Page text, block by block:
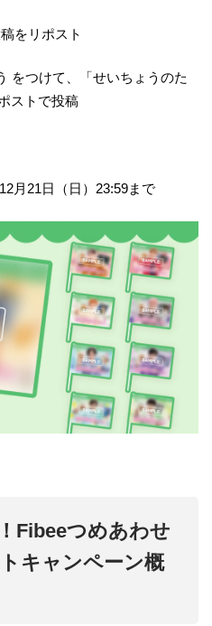
をリポスト
をつけて、「せいちょうのた
ストで投稿
月21日（日）23:59まで
Fibeeつめあわせ
キャンペーン概